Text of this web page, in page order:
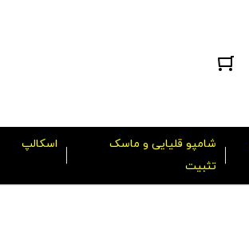
شامپو قلیایی و ماسک
تثبیت
اسکالپ